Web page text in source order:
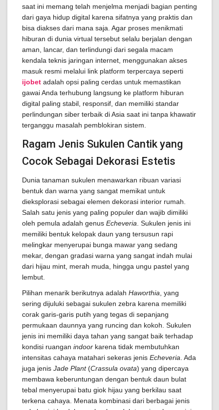
saat ini memang telah menjelma menjadi bagian penting
dari gaya hidup digital karena sifatnya yang praktis dan
bisa diakses dari mana saja. Agar proses menikmati
hiburan di dunia virtual tersebut selalu berjalan dengan
aman, lancar, dan terlindungi dari segala macam
kendala teknis jaringan internet, menggunakan akses
masuk resmi melalui link platform terpercaya seperti
ijobet adalah opsi paling cerdas untuk memastikan
gawai Anda terhubung langsung ke platform hiburan
digital paling stabil, responsif, dan memiliki standar
perlindungan siber terbaik di Asia saat ini tanpa khawatir
terganggu masalah pemblokiran sistem.
Ragam Jenis Sukulen Cantik yang
Cocok Sebagai Dekorasi Estetis
Dunia tanaman sukulen menawarkan ribuan variasi
bentuk dan warna yang sangat memikat untuk
dieksplorasi sebagai elemen dekorasi interior rumah.
Salah satu jenis yang paling populer dan wajib dimiliki
oleh pemula adalah genus Echeveria . Sukulen jenis ini
memiliki bentuk kelopak daun yang tersusun rapi
melingkar menyerupai bunga mawar yang sedang
mekar, dengan gradasi warna yang sangat indah mulai
dari hijau mint, merah muda, hingga ungu pastel yang
lembut.
Pilihan menarik berikutnya adalah Haworthia , yang
sering dijuluki sebagai sukulen zebra karena memiliki
corak garis-garis putih yang tegas di sepanjang
permukaan daunnya yang runcing dan kokoh. Sukulen
jenis ini memiliki daya tahan yang sangat baik terhadap
kondisi ruangan indoor karena tidak membutuhkan
intensitas cahaya matahari sekeras jenis Echeveria . Ada
juga jenis Jade Plant(Crassula ovata) yang dipercaya
membawa keberuntungan dengan bentuk daun bulat
tebal menyerupai batu giok hijau yang berkilau saat
terkena cahaya. Menata kombinasi dari berbagai jenis